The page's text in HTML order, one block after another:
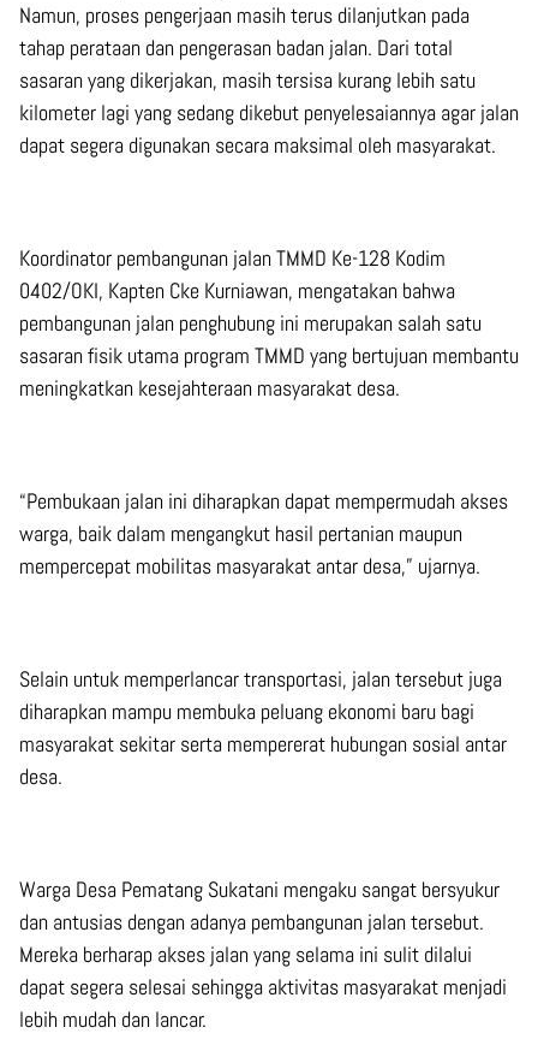
Namun, proses pengerjaan masih terus dilanjutkan pada
tahap perataan dan pengerasan badan jalan. Dari total
sasaran yang dikerjakan, masih tersisa kurang lebih satu
kilometer lagi yang sedang dikebut penyelesaiannya agar jalan
dapat segera digunakan secara maksimal oleh masyarakat.
Koordinator pembangunan jalan TMMD Ke-128 Kodim
0402/OKI, Kapten Cke Kurniawan, mengatakan bahwa
pembangunan jalan penghubung ini merupakan salah satu
sasaran fisik utama program TMMD yang bertujuan membantu
meningkatkan kesejahteraan masyarakat desa.
“Pembukaan jalan ini diharapkan dapat mempermudah akses
warga, baik dalam mengangkut hasil pertanian maupun
mempercepat mobilitas masyarakat antar desa,” ujarnya.
Selain untuk memperlancar transportasi, jalan tersebut juga
diharapkan mampu membuka peluang ekonomi baru bagi
masyarakat sekitar serta mempererat hubungan sosial antar
desa.
Warga Desa Pematang Sukatani mengaku sangat bersyukur
dan antusias dengan adanya pembangunan jalan tersebut.
Mereka berharap akses jalan yang selama ini sulit dilalui
dapat segera selesai sehingga aktivitas masyarakat menjadi
lebih mudah dan lancar.